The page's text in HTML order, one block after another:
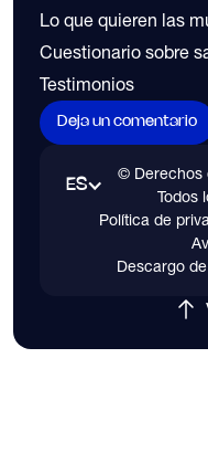
Lo que quieren las
Cuestionario sobre
Testimonios
Deja un comentario
ES
© Derechos
Todos
Política de
Descargo